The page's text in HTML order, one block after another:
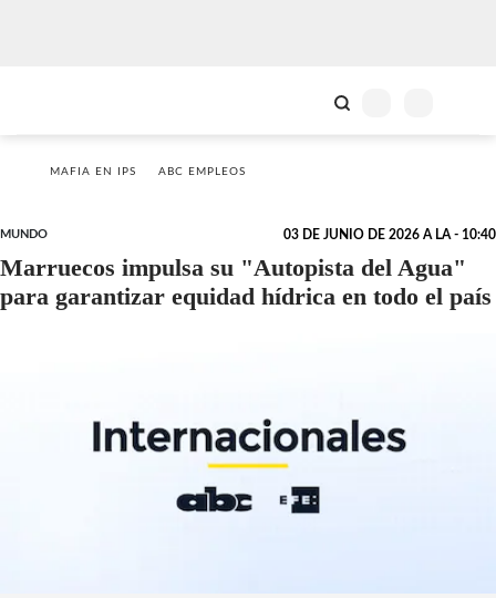
MAFIA EN IPS ABC EMPLEOS
MUNDO 03 DE JUNIO DE 2026 A LA - 10:40
Marruecos impulsa su "Autopista del Agua"
para garantizar equidad hídrica en todo el país